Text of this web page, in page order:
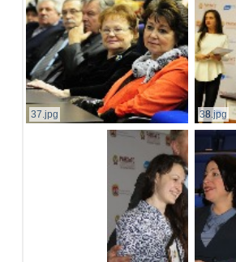
37.jpg 38.jpg